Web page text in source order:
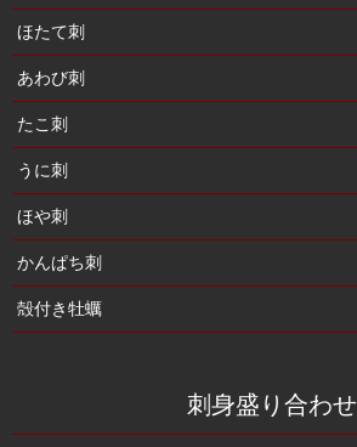
ほたて刺
あわび刺
たこ刺
うに刺
ほや刺
かんぱち刺
殻付き牡蠣
刺身盛り合わせ